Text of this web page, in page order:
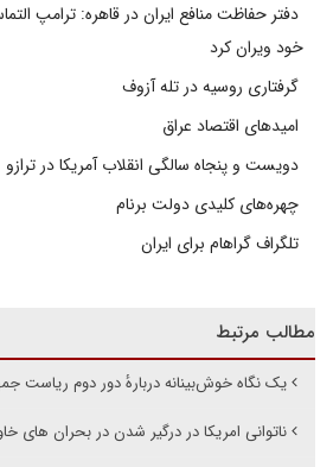
دفتر حفاظت منافع ایران در قاهره: ترامپ
خود ویران کرد
گرفتاری روسیه در تله آزوف
امیدهای اقتصاد عراق
دویست و پنجاه سالگی انقلاب آمریکا در ترازو
چهره‌های کلیدی دولت برنام
تلگراف گراهام برای ایران
مطالب مرتبط
یک نگاه خوش‌بینانه دربارهٔ دور دوم ریاست
ناتوانی امریکا در درگیر شدن در بحران های